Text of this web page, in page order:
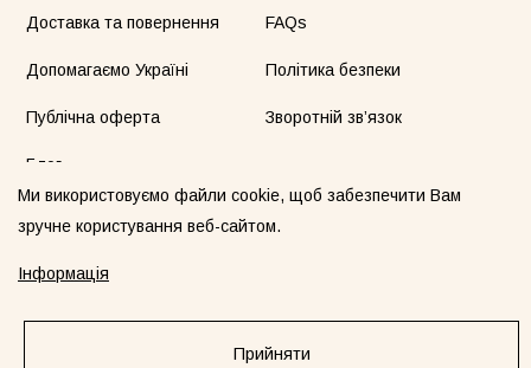
Доставка та повернення FAQs
Допомагаємо Україні Політика безпеки
Публічна оферта Зворотній зв’язок
Блог
Ми використовуємо файли cookie, щоб забезпечити Вам
зручне користування веб-сайтом.
Інформація
Прийняти